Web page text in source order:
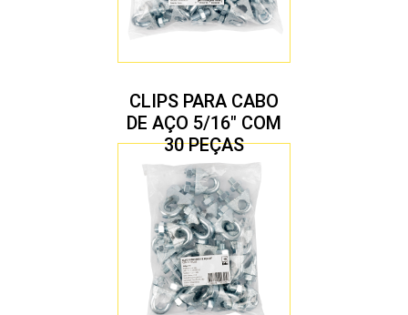
CLIPS PARA CABO
DE AÇO 5/16″ COM
30 PEÇAS